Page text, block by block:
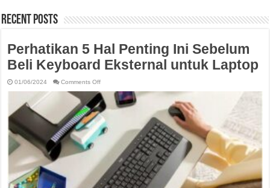
Recent Posts
Perhatikan 5 Hal Penting Ini Sebelum
Beli Keyboard Eksternal untuk Laptop
01/06/2024 Comments Offon
5
Hal
Penting
Ini
Sebelum
Beli
Keyboard
Eksternal
untuk
Laptop